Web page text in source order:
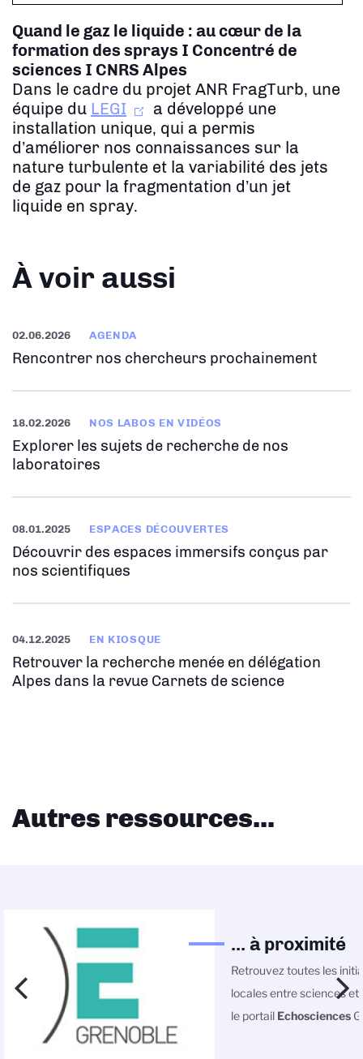
Quand le gaz le liquide : au cœur de la
formation des sprays I Concentré de
sciences I CNRS Alpes
Dans le cadre du projet ANR FragTurb, une
équipe du LEGI
a développé une
installation unique, qui a permis
d’améliorer nos connaissances sur la
nature turbulente et la variabilité des jets
de gaz pour la fragmentation d’un jet
liquide en spray.
À voir aussi
02.06.2026 AGENDA
Rencontrer nos chercheurs prochainement
18.02.2026 NOS LABOS EN VIDÉOS
Explorer les sujets de recherche de nos
laboratoires
08.01.2025 ESPACES DÉCOUVERTES
Découvrir des espaces immersifs conçus par
nos scientifiques
04.12.2025 EN KIOSQUE
Retrouver la recherche menée en délégation
Alpes dans la revue Carnets de science
Autres ressources...
... à proximité
Retrouvez toutes les
locales entre sciences et
le portail Echosciences